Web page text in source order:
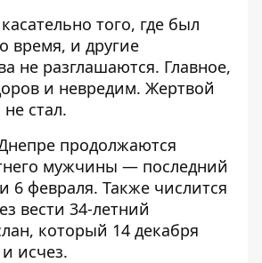
того, где был
время, и другие
не разглашаются. Главное,
и невредим. Жертвой
стал.
продолжаются
мужчины — последний
6 февраля. Также числится
вести 34-летний
который 14 декабря
исчез.